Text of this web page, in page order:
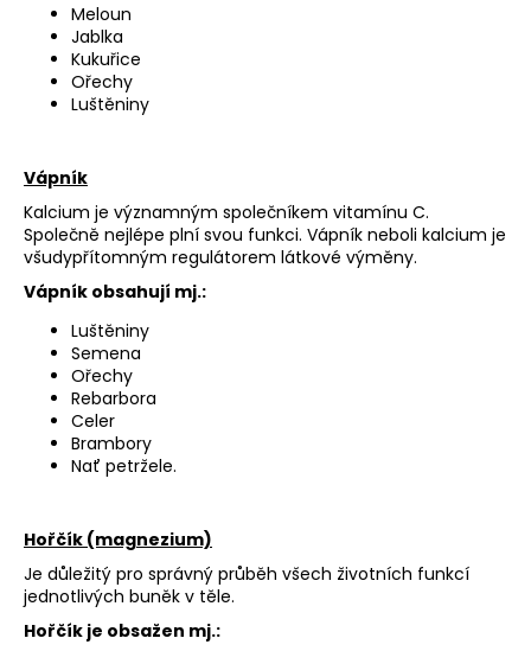
Meloun
Jablka
Kukuřice
Ořechy
Luštěniny
Vápník
Kalcium je významným společníkem vitamínu C.
Společně nejlépe plní svou funkci. Vápník neboli kalcium je
všudypřítomným regulátorem látkové výměny.
Vápník obsahují mj.:
Luštěniny
Semena
Ořechy
Rebarbora
Celer
Brambory
Nať petržele.
Hořčík (magnezium)
Je důležitý pro správný průběh všech životních funkcí
jednotlivých buněk v těle.
Hořčík je obsažen mj.: